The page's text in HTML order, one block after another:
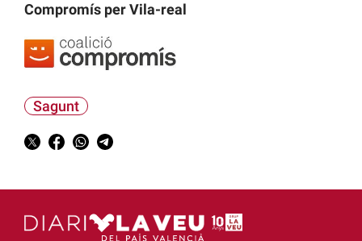
Compromís per Vila-real
Sagunt